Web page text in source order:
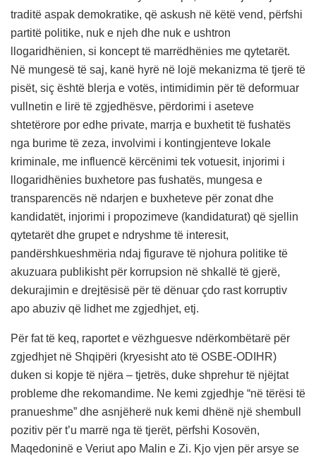
traditë aspak demokratike, që askush në këtë vend, përfshi
partitë politike, nuk e njeh dhe nuk e ushtron
llogaridhënien, si koncept të marrëdhënies me qytetarët.
Në mungesë të saj, kanë hyrë në lojë mekanizma të tjerë të
pisët, siç është blerja e votës, intimidimin për të deformuar
vullnetin e lirë të zgjedhësve, përdorimi i aseteve
shtetërore por edhe private, marrja e buxhetit të fushatës
nga burime të zeza, involvimi i kontingjenteve lokale
kriminale, me influencë kërcënimi tek votuesit, injorimi i
llogaridhënies buxhetore pas fushatës, mungesa e
transparencës në ndarjen e buxheteve për zonat dhe
kandidatët, injorimi i propozimeve (kandidaturat) që sjellin
qytetarët dhe grupet e ndryshme të interesit,
pandërshkueshmëria ndaj figurave të njohura politike të
akuzuara publikisht për korrupsion në shkallë të gjerë,
dekurajimin e drejtësisë për të dënuar çdo rast korruptiv
apo abuziv që lidhet me zgjedhjet, etj.
Për fat të keq, raportet e vëzhguesve ndërkombëtarë për
zgjedhjet në Shqipëri (kryesisht ato të OSBE-ODIHR)
duken si kopje të njëra – tjetrës, duke shprehur të njëjtat
probleme dhe rekomandime. Ne kemi zgjedhje “në tërësi të
pranueshme” dhe asnjëherë nuk kemi dhënë një shembull
pozitiv për t’u marrë nga të tjerët, përfshi Kosovën,
Maqedoninë e Veriut apo Malin e Zi. Kjo vjen për arsye se